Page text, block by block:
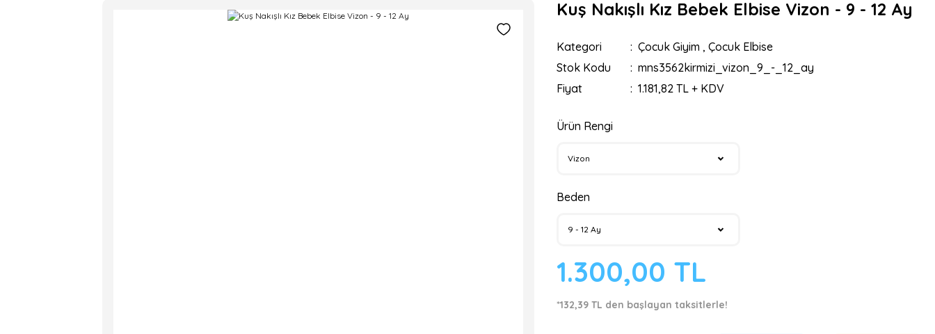
Kuş Nakışlı Kız Bebek Elbise Vizon - 9 - 12 Ay
Kategori Çocuk Giyim , Çocuk Elbise
Stok Kodu
mns3562kirmizi_vizon_9_-_12_ay
Fiyat
1.181,82 TL + KDV
Ürün Rengi
Beden
1.300,00 TL
*132,39 TL den başlayan taksitlerle!